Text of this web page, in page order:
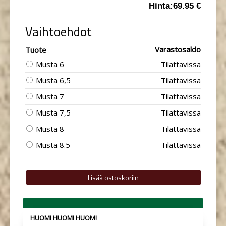
Hinta:69.95 €
Vaihtoehdot
Tuote
Varastosaldo
Musta 6
Tilattavissa
Musta 6,5
Tilattavissa
Musta 7
Tilattavissa
Musta 7,5
Tilattavissa
Musta 8
Tilattavissa
Musta 8.5
Tilattavissa
HUOM! HUOM! HUOM!